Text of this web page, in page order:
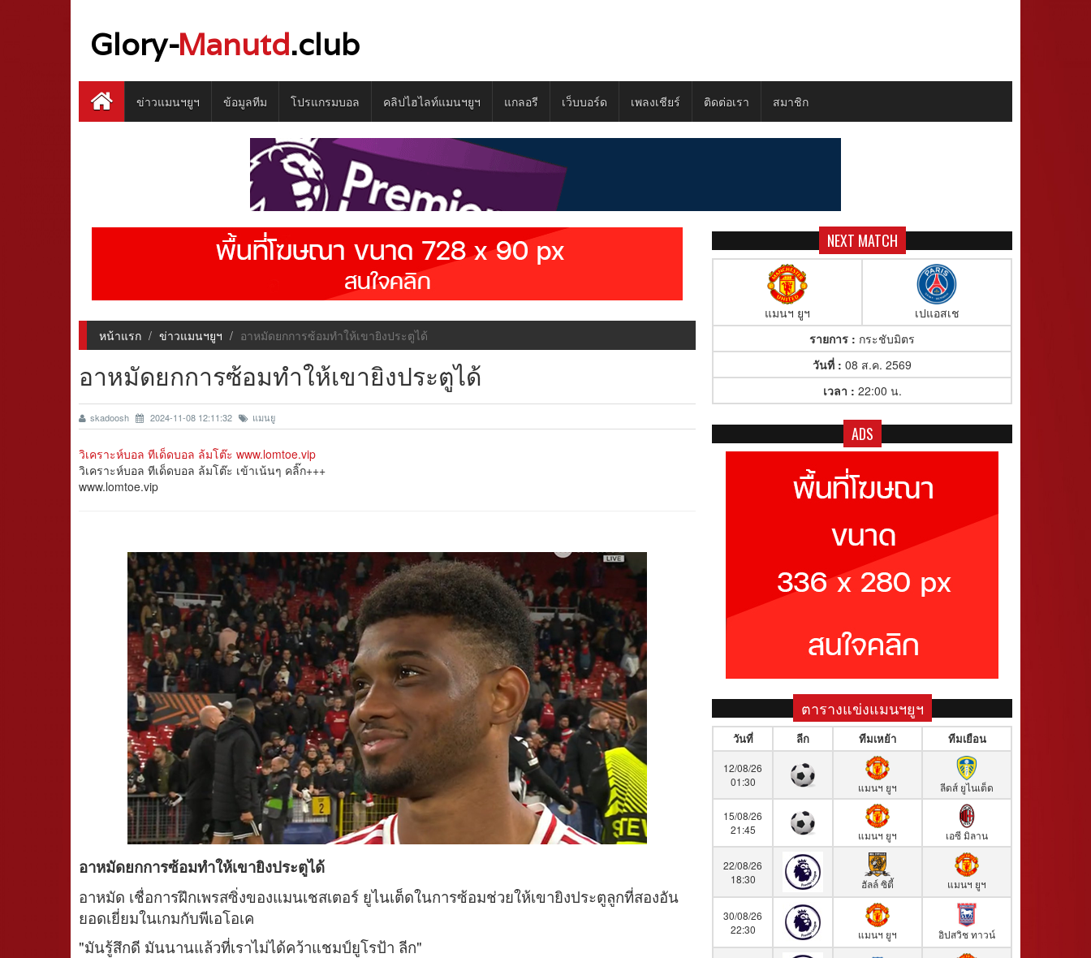
Glory-Manutd.club
ข่าวแมนฯยูฯ ข้อมูลทีม โปรแกรมบอล คลิปไฮไลท์แมนฯยูฯ แกลอรี เว็บบอร์ด เพลงเชียร์ ติดต่อเรา สมาชิก
หน้าแรก ข่าวแมนฯยูฯ อาหมัดยกการซ้อมทำให้เขายิงประตูได้
อาหมัดยกการซ้อมทำให้เขายิงประตูได้
skadoosh 2024-11-08 12:11:32 แมนยู
วิเคราะห์บอล ทีเด็ดบอล ล้มโต๊ะ www.lomtoe.vip
วิเคราะห์บอล ทีเด็ดบอล ล้มโต๊ะ เข้าเน้นๆ คลิ๊ก+++
www.lomtoe.vip
อาหมัดยกการซ้อมทำให้เขายิงประตูได้
อาหมัด เชื่อการฝึกเพรสซิ่งของแมนเชสเตอร์ ยูไนเต็ดในการซ้อมช่วยให้เขายิงประตูลูกที่สองอัน
ยอดเยี่ยมในเกมกับพีเอโอเค
"มันรู้สึกดี มันนานแล้วที่เราไม่ได้คว้าแชมป์ยูโรป้า ลีก"
NEXT MATCH
แมนฯ ยูฯ
เปแอสเช
รายการ : กระชับมิตร
วันที่ : 08 ส.ค. 2569
เวลา : 22:00 น.
ADS
ตารางแข่งแมนฯยูฯ
วันที่ ลีก ทีมเหย้า ทีมเยือน
12/08/26
01:30
แมนฯ ยูฯ ลีดส์ ยูไนเต็ด
15/08/26
21:45
แมนฯ ยูฯ เอซี มิลาน
22/08/26
18:30
ฮัลล์ ซิตี้ แมนฯ ยูฯ
30/08/26
22:30
แมนฯ ยูฯ อิปสวิช ทาวน์